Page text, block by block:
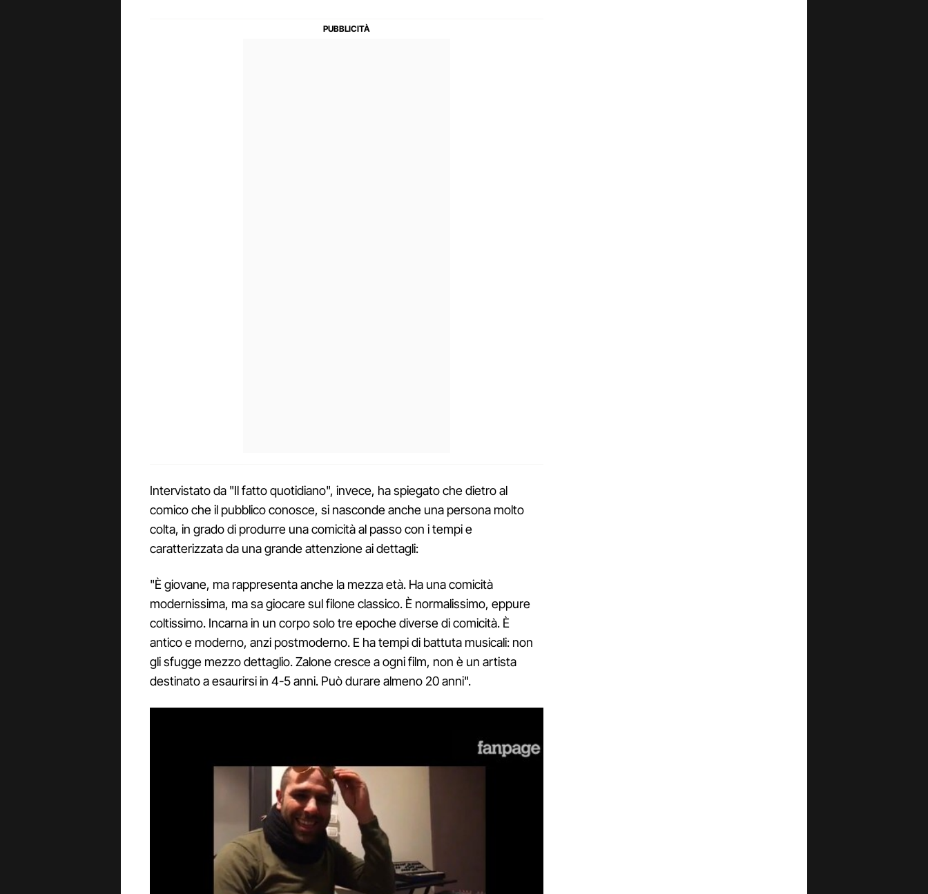
Intervistato da "Il fatto quotidiano", invece, ha spiegato che dietro al
comico che il pubblico conosce, si nasconde anche una persona molto
colta, in grado di produrre una comicità al passo con i tempi e
caratterizzata da una grande attenzione ai dettagli:
"È giovane, ma rappresenta anche la mezza età. Ha una comicità
modernissima, ma sa giocare sul filone classico. È normalissimo, eppure
coltissimo. Incarna in un corpo solo tre epoche diverse di comicità. È
antico e moderno, anzi postmoderno. E ha tempi di battuta musicali: non
gli sfugge mezzo dettaglio. Zalone cresce a ogni film, non è un artista
destinato a esaurirsi in 4-5 anni. Può durare almeno 20 anni".